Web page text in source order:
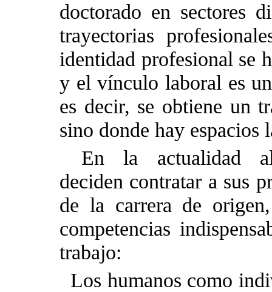
doctorado en sectores
trayectorias
identidad profesional se
y el vínculo laboral es
es decir, se obtiene un
sino donde hay espacios
En la actualidad
deciden contratar a sus
de la carrera de
competencias
trabajo:
Los humanos como